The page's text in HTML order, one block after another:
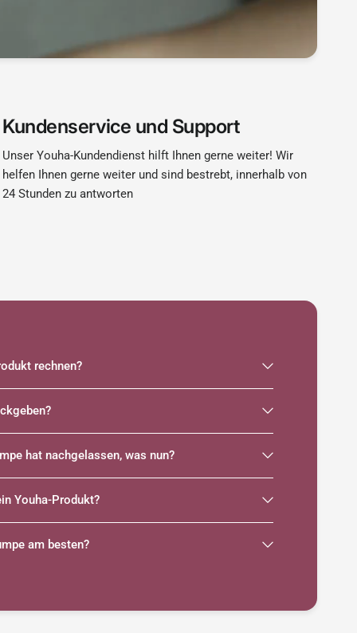
Kundenservice und Support
Unser Youha-Kundendienst hilft Ihnen gerne weiter! Wir
helfen Ihnen gerne weiter und sind bestrebt, innerhalb von
24 Stunden zu antworten
rechnen?
hat nachgelassen, was nun?
Youha-Produkt?
am besten?